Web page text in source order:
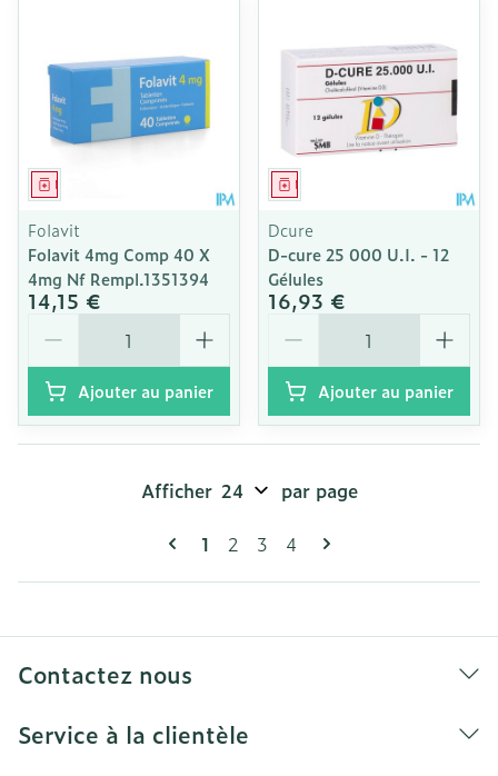
Médicament
Folavit
Folavit 4mg Comp 40 X
4mg Nf Rempl.1351394
14,15 €
Ajouter au panier
Médicament
Dcure
D-cure 25 000 U.I. - 12
Gélules
16,93 €
Ajouter au panier
Pages
Vous lisez actuellement la page
1 Page
2 Page
3 Page
4
Afficher par page
Contactez nous
Service à la clientèle